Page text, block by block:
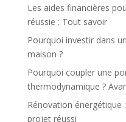
Les aides financières
réussie : Tout savoir
Pourquoi investir dans
maison ?
Pourquoi coupler une
thermodynamique ?
Rénovation énergétique
projet réussi